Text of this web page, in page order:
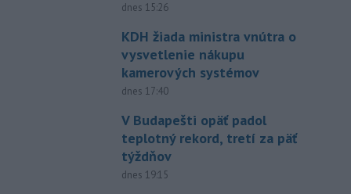
dnes 15:26
KDH žiada ministra vnútra o
vysvetlenie nákupu
kamerových systémov
dnes 17:40
V Budapešti opäť padol
teplotný rekord, tretí za päť
týždňov
dnes 19:15